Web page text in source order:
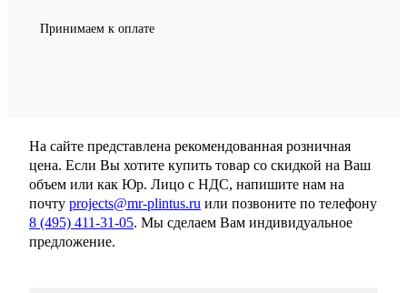
Принимаем к оплате
На сайте представлена рекомендованная розничная
цена. Если Вы хотите купить товар со скидкой на Ваш
объем или как Юр. Лицо с НДС, напишите нам на
почту projects@mr-plintus.ru или позвоните по телефону
8 (495) 411-31-05. Мы сделаем Вам индивидуальное
предложение.